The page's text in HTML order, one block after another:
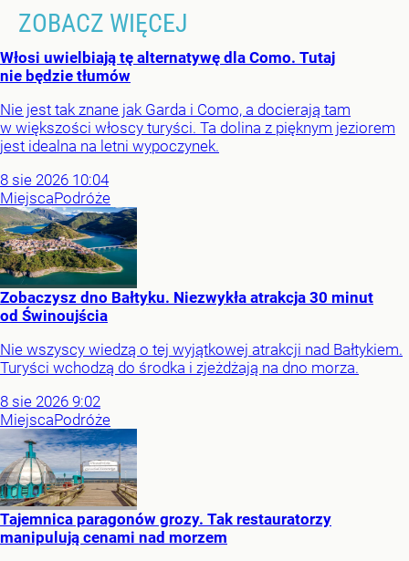
ZOBACZ WIĘCEJ
Włosi uwielbiają tę alternatywę dla Como. Tutaj
nie będzie tłumów
Nie jest tak znane jak Garda i Como, a docierają tam
w większości włoscy turyści. Ta dolina z pięknym jeziorem
jest idealna na letni wypoczynek.
8 sie 2026 10:04
MiejscaPodróże
Zobaczysz dno Bałtyku. Niezwykła atrakcja 30 minut
od Świnoujścia
Nie wszyscy wiedzą o tej wyjątkowej atrakcji nad Bałtykiem.
Turyści wchodzą do środka i zjeżdżają na dno morza.
8 sie 2026 9:02
MiejscaPodróże
Tajemnica paragonów grozy. Tak restauratorzy
manipulują cenami nad morzem